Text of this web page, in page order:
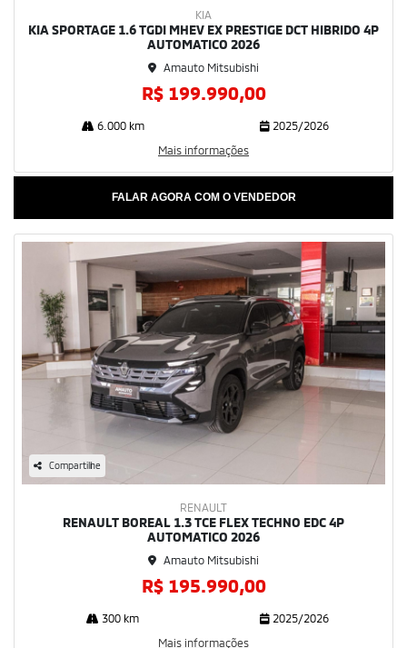
KIA
KIA SPORTAGE 1.6 TGDI MHEV EX PRESTIGE DCT HIBRIDO 4P
AUTOMATICO 2026
Amauto Mitsubishi
R$ 199.990,00
6.000 km
2025/2026
Mais informações
FALAR AGORA COM O VENDEDOR
Compartilhe
RENAULT
RENAULT BOREAL 1.3 TCE FLEX TECHNO EDC 4P
AUTOMATICO 2026
Amauto Mitsubishi
R$ 195.990,00
300 km
2025/2026
Mais informações